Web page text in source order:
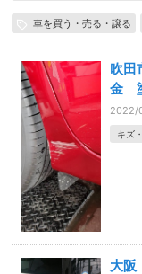
車を買う・売る・譲る
吹
金
2022/
キズ
大